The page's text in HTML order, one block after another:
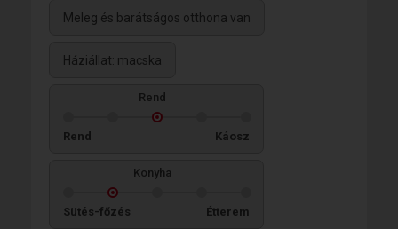
Meleg és barátságos otthona van
Háziállat: macska
Rend
Rend Káosz
Konyha
Sütés-főzés Étterem